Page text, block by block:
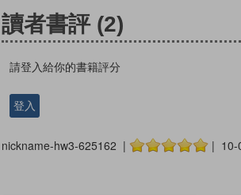
讀者書評 (2)
請登入給你的書籍評分
登入
nickname-hw3-625162 | | 10-